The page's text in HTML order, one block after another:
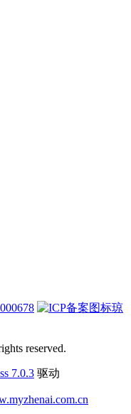
琼
reserved.
7.0.3 驱动